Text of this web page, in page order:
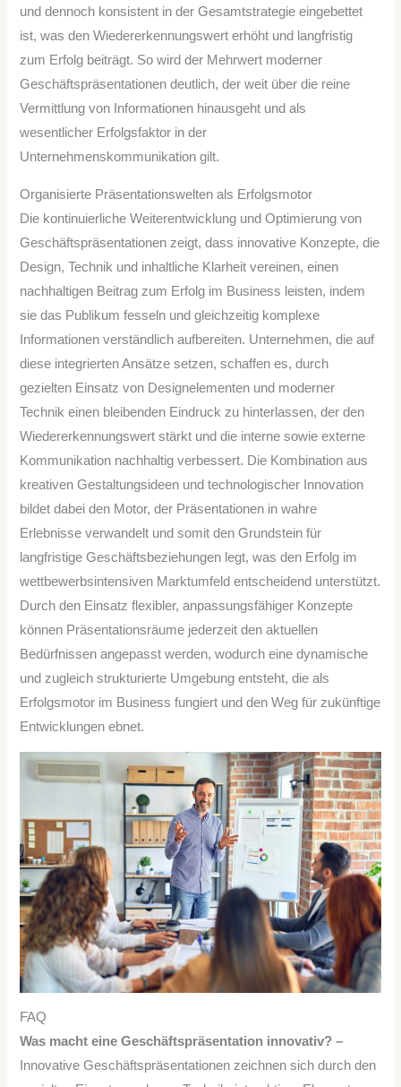
und dennoch konsistent in der Gesamtstrategie eingebettet
ist, was den Wiedererkennungswert erhöht und langfristig
zum Erfolg beiträgt. So wird der Mehrwert moderner
Geschäftspräsentationen deutlich, der weit über die reine
Vermittlung von Informationen hinausgeht und als
wesentlicher Erfolgsfaktor in der
Unternehmenskommunikation gilt.
Organisierte Präsentationswelten als Erfolgsmotor
Die kontinuierliche Weiterentwicklung und Optimierung von
Geschäftspräsentationen zeigt, dass innovative Konzepte, die
Design, Technik und inhaltliche Klarheit vereinen, einen
nachhaltigen Beitrag zum Erfolg im Business leisten, indem
sie das Publikum fesseln und gleichzeitig komplexe
Informationen verständlich aufbereiten. Unternehmen, die auf
diese integrierten Ansätze setzen, schaffen es, durch
gezielten Einsatz von Designelementen und moderner
Technik einen bleibenden Eindruck zu hinterlassen, der den
Wiedererkennungswert stärkt und die interne sowie externe
Kommunikation nachhaltig verbessert. Die Kombination aus
kreativen Gestaltungsideen und technologischer Innovation
bildet dabei den Motor, der Präsentationen in wahre
Erlebnisse verwandelt und somit den Grundstein für
langfristige Geschäftsbeziehungen legt, was den Erfolg im
wettbewerbsintensiven Marktumfeld entscheidend unterstützt.
Durch den Einsatz flexibler, anpassungsfähiger Konzepte
können Präsentationsräume jederzeit den aktuellen
Bedürfnissen angepasst werden, wodurch eine dynamische
und zugleich strukturierte Umgebung entsteht, die als
Erfolgsmotor im Business fungiert und den Weg für zukünftige
Entwicklungen ebnet.
FAQ
Was macht eine Geschäftspräsentation innovativ? –
Innovative Geschäftspräsentationen zeichnen sich durch den